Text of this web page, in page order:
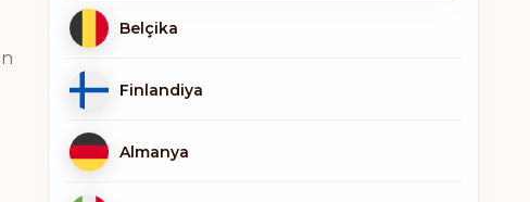
Belçika
Finlandiya
Almanya